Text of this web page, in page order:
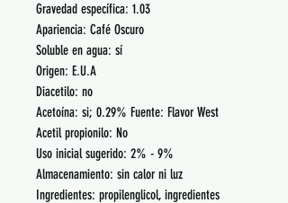
Gravedad específica: 1.03
Apariencia: Café Oscuro
Soluble en agua: sí
Origen: E.U.A
Diacetilo: no
Acetoína: si; 0.29% Fuente: Flavor West
Acetil propionilo: No
Uso inicial sugerido: 2% - 9%
Almacenamiento: sin calor ni luz
Ingredientes: propilenglicol, ingredientes